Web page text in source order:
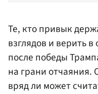
Те, кто привык
взглядов и верить
после победы
на грани отчаяния.
вряд ли может